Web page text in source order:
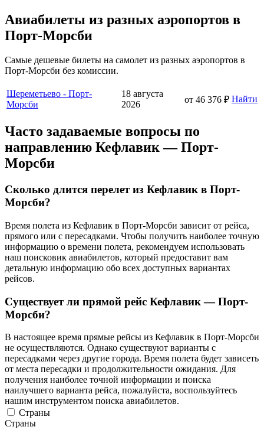
Авиабилеты из разных аэропортов в
Порт-Морсби
Самые дешевые билеты на самолет из разных аэропортов в
Порт-Морсби без комиссии.
Шереметьево - Порт-
Морсби
18 августа
2026
от 46 376 ₽ Найти
Часто задаваемые вопросы по
направлению Кефлавик — Порт-
Морсби
Сколько длится перелет из Кефлавик в Порт-
Морсби?
Время полета из Кефлавик в Порт-Морсби зависит от рейса,
прямого или с пересадками. Чтобы получить наиболее точную
информацию о времени полета, рекомендуем использовать
наш поисковик авиабилетов, который предоставит вам
детальную информацию обо всех доступных вариантах
рейсов.
Существует ли прямой рейс Кефлавик — Порт-
Морсби?
В настоящее время прямые рейсы из Кефлавик в Порт-Морсби
не осуществляются. Однако существуют варианты с
пересадками через другие города. Время полета будет зависеть
от места пересадки и продолжительности ожидания. Для
получения наиболее точной информации и поиска
наилучшего варианта рейса, пожалуйста, воспользуйтесь
нашим инструментом поиска авиабилетов.
Страны
Страны